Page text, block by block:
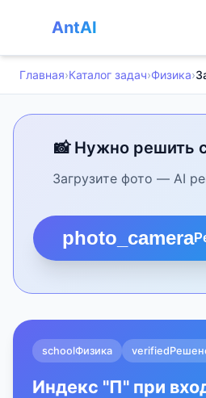
AntAI
Главная›Каталог задач›Физика›
📸 Нужно решить
Загрузите фото — AI
photo_camera
schoolФизика verified
Индекс "П" при